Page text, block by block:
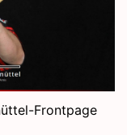
Frontpage